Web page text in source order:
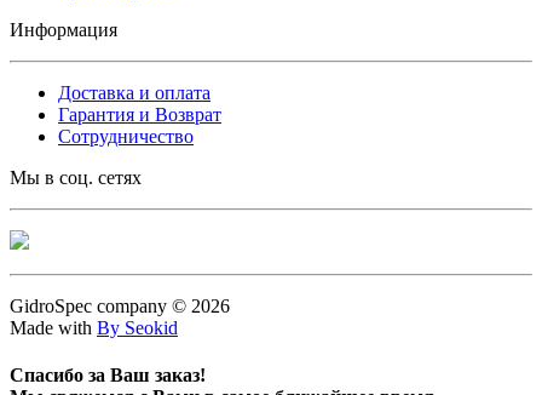
Информация
Доставка и оплата
Гарантия и Возврат
Сотрудничество
Мы в соц. сетях
GidroSpec company © 2026
Made with By Seokid
Спасибо за Ваш заказ!